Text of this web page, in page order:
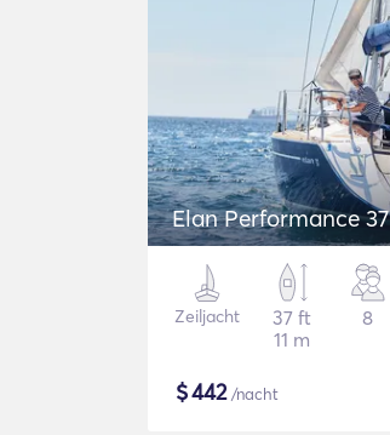
Elan Performance 37
Zeiljacht
37 ft
11 m
8
$442/nacht